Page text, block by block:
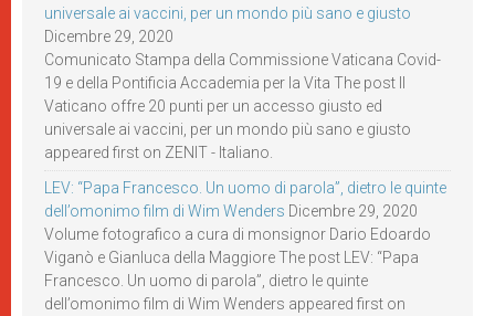
universale ai vaccini, per un mondo più sano e giusto
Dicembre 29, 2020
Comunicato Stampa della Commissione Vaticana Covid-
19 e della Pontificia Accademia per la Vita The post Il
Vaticano offre 20 punti per un accesso giusto ed
universale ai vaccini, per un mondo più sano e giusto
appeared first on ZENIT - Italiano.
LEV: “Papa Francesco. Un uomo di parola”, dietro le quinte
dell’omonimo film di Wim Wenders Dicembre 29, 2020
Volume fotografico a cura di monsignor Dario Edoardo
Viganò e Gianluca della Maggiore The post LEV: “Papa
Francesco. Un uomo di parola”, dietro le quinte
dell’omonimo film di Wim Wenders appeared first on